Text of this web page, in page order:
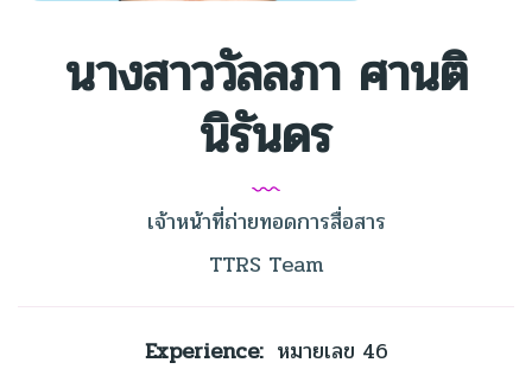
นางสาววัลลภา ศานติ
นิรันดร
เจ้าหน้าที่ถ่ายทอดการสื่อสาร
TTRS Team
Experience: หมายเลข 46